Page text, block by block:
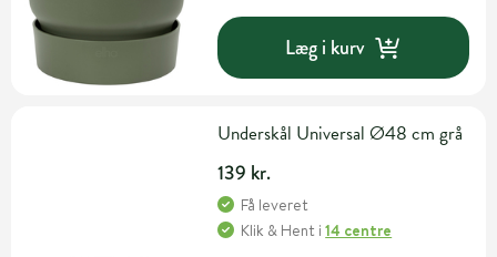
Læg i kurv
Underskål Universal Ø48 cm grå
139 kr.
Få leveret
Klik & Hent i14 centre